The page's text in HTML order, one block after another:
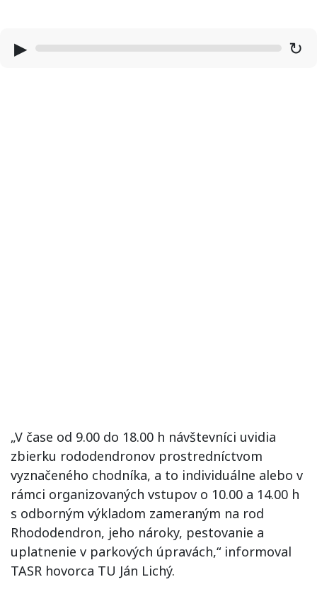
▶ ↻
„V čase od 9.00 do 18.00 h návštevníci uvidia
zbierku rododendronov prostredníctvom
vyznačeného chodníka, a to individuálne alebo v
rámci organizovaných vstupov o 10.00 a 14.00 h
s odborným výkladom zameraným na rod
Rhododendron, jeho nároky, pestovanie a
uplatnenie v parkových úpravách,“ informoval
TASR hovorca TU Ján Lichý.